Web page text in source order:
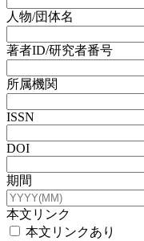
人物/団体名
著者ID/研究者番号
所属機関
ISSN
DOI
期間
本文リンク
本文リンクあり